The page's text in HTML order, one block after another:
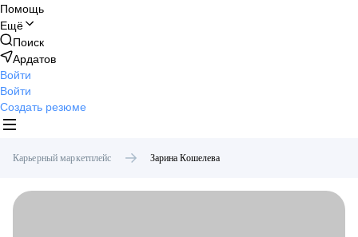
Помощь
Ещё
Поиск
Ардатов
Войти
Войти
Создать резюме
Карьерный маркетплейс Зарина Кошелева